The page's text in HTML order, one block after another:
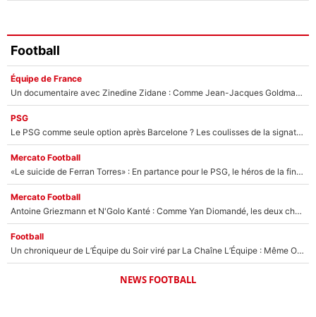
Football
Équipe de France
Un documentaire avec Zinedine Zidane : Comme Jean-Jacques Goldman et Mylène Farmer, le nouveau sélectionneur de l'équipe de France a recalé une journaliste très connue
PSG
Le PSG comme seule option après Barcelone ? Les coulisses de la signature historique de Lionel Messi sont révélées au grand jour !
Mercato Football
«Le suicide de Ferran Torres» : En partance pour le PSG, le héros de la finale de la Coupe du monde s'attire les foudres de la presse espagnole !
Mercato Football
Antoine Griezmann et N'Golo Kanté : Comme Yan Diomandé, les deux champions du monde ont refusé de signer au PSG !
Football
Un chroniqueur de L’Équipe du Soir viré par La Chaîne L’Équipe : Même Olivier Ménard n’avait pas pu empêcher son départ, «je l’ai appris sur Twitter, je l’ai vécu assez mal»
NEWS FOOTBALL